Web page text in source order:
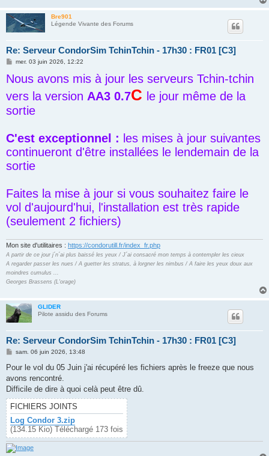
Bre901
Légende Vivante des Forums
Re: Serveur CondorSim TchinTchin - 17h30 : FR01 [C3]
M
s
s
g
mer. 03 juin 2026, 12:22
Nous avons mis à jour les serveurs Tchin-tchin
vers la version AA3 0.7C le jour même de la
sortie
C'est exceptionnel : les mises à jour suivantes
continueront d'être installées le lendemain de la
sortie
Faites la mise à jour si vous souhaitez faire le
vol d'aujourd'hui, l'installation est très rapide
(seulement 2 fichiers)
Mon site d'utilitaires : https://condorutill.fr/index_fr.php
A partir de ce jour j´n´ai plus baissé les yeux / J´ai consacré mon temps à contempler les cieux
A regarder passer les nues / A guetter les stratus, à lorgner les nimbus / A faire les yeux doux aux
moindres cumulus ...
Georges Brassens (L'orage)
GLIDER
Pilote assidu des Forums
Re: Serveur CondorSim TchinTchin - 17h30 : FR01 [C3]
M
s
a
g
sam. 06 juin 2026, 13:48
Pour le vol du 05 Juin j'ai récupéré les fichiers après le freeze que nous
avons rencontré.
Difficile de dire à quoi celà peut être dû.
FICHIERS JOINTS
Log Condor 3.zip
(134.15 Kio) Téléchargé 173 fois